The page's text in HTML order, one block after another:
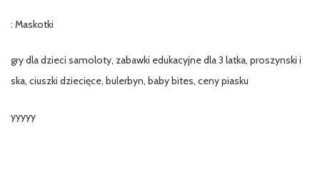
: Maskotki
gry dla dzieci samoloty, zabawki edukacyjne dla 3 latka, proszynski i
ska, ciuszki dziecięce, bulerbyn, baby bites, ceny piasku
yyyyy